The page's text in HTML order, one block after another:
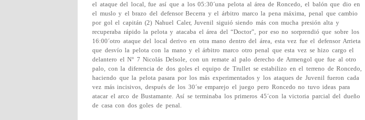
el ataque del local, fue así que a los 05:30´una pelota al área de Roncedo, el balón que dio en
el muslo y el brazo del defensor Becerra y el árbitro marco la pena máxima, penal que cambio
por gol el capitán (2) Nahuel Caler, Juvenil siguió siendo más con mucha presión alta y
recuperaba rápido la pelota y atacaba el área del “Doctor”, por eso no sorprendió que sobre los
16:00´otro ataque del local derivo en otra mano dentro del área, esta vez fue el defensor Arrieta
que desvío la pelota con la mano y el árbitro marco otro penal que esta vez se hizo cargo el
delantero el N° 7 Nicolás Delsole, con un remate al palo derecho de Armengol que fue al otro
palo, con la diferencia de dos goles el equipo de Trullet se estabilizo en el terreno de Roncedo,
haciendo que la pelota pasara por los más experimentados y los ataques de Juvenil fueron cada
vez más incisivos, después de los 30´se emparejo el juego pero Roncedo no tuvo ideas para
atacar el arco de Bustamante. Así se terminaba los primeros 45´con la victoria parcial del dueño
de casa con dos goles de penal.